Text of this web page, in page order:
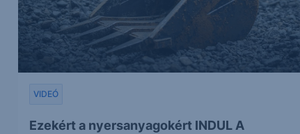
Ezekért a nyersanyagokért INDUL A
VIDEÓ